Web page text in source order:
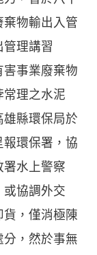
物輸出入管
理講習
事業廢棄物
理之水泥
縣環保局於
報環保署，協
水上警察
或協調外交
，僅消極陳
，然於事無